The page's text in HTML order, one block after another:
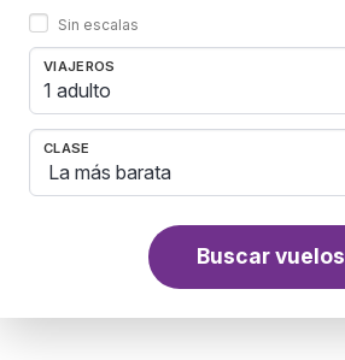
Sin escalas
VIAJEROS
1 adulto
CLASE
Buscar vuelos